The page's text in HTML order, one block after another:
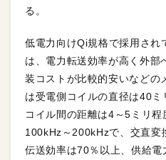
る。
低電力向けQi規格で採用され
は、電力転送効率が高く外部
装コストが比較的安いなどの
は受電側コイルの直径は40
コイル間の距離は4～5ミリ
100kHz～200kHzで、交直変
伝送効率は70％以上、供給